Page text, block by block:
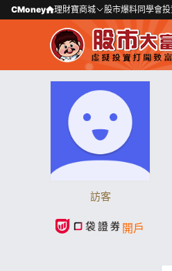
CMoney 理財寶商城 股市爆料同學會
訪客
開戶